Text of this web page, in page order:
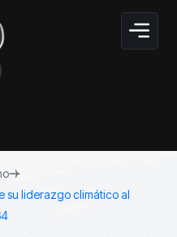
su liderazgo climático al